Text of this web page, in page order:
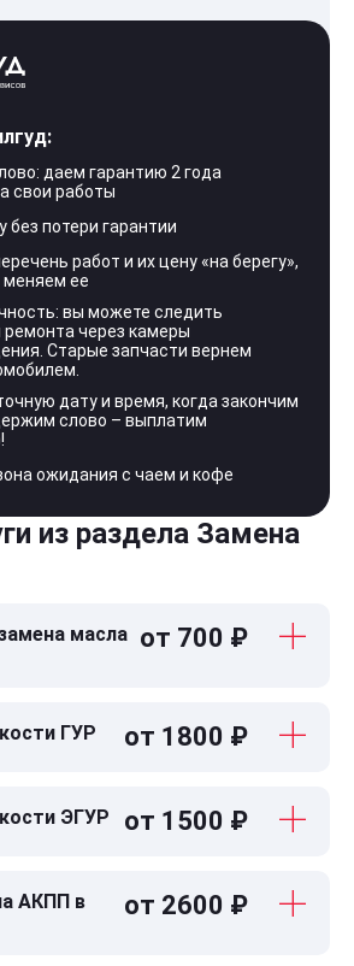
даем гарантию 2 года
свои работы
потери гарантии
работ и их цену «на берегу»,
меняем ее
вы можете следить
через камеры
Старые запчасти вернем
дату и время, когда закончим
слово – выплатим
ожидания с чаем и кофе
из раздела Замена
масла от 700 ₽
ГУР от 1800 ₽
ЭГУР от 1500 ₽
АКПП в
от 2600 ₽